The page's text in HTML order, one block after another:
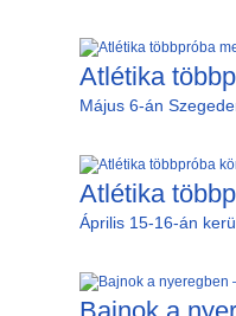
Atlétika
Május 6-án
Atlétika
Április 15-16-án